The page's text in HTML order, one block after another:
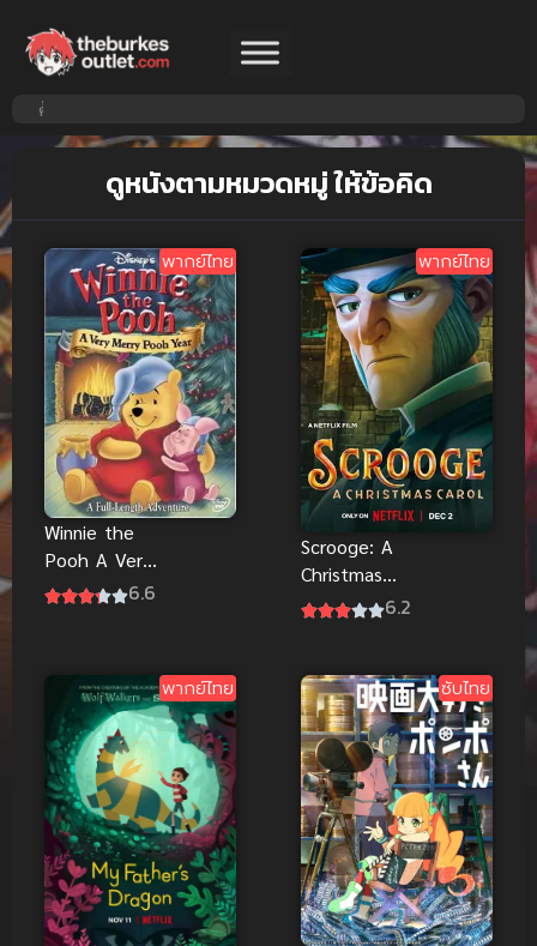
ดูหนังตามหมวดหมู่ ให้ข้อคิด
พากย์ไทย
Winnie the
Pooh A Very
Merry Pooh6.6
พากย์ไทย
Scrooge: A
Christmas
Carol (2022)
6.2
พากย์ไทย ซับไทย